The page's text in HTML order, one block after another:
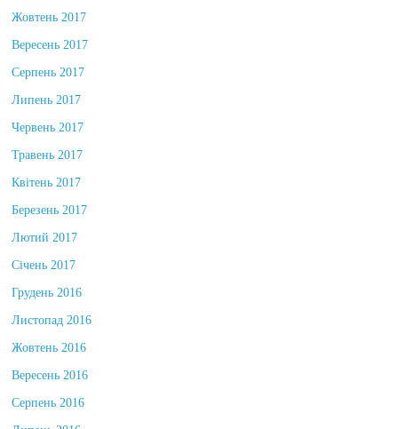
Жовтень 2017
Вересень 2017
Серпень 2017
Липень 2017
Червень 2017
Травень 2017
Квітень 2017
Березень 2017
Лютий 2017
Січень 2017
Грудень 2016
Листопад 2016
Жовтень 2016
Вересень 2016
Серпень 2016